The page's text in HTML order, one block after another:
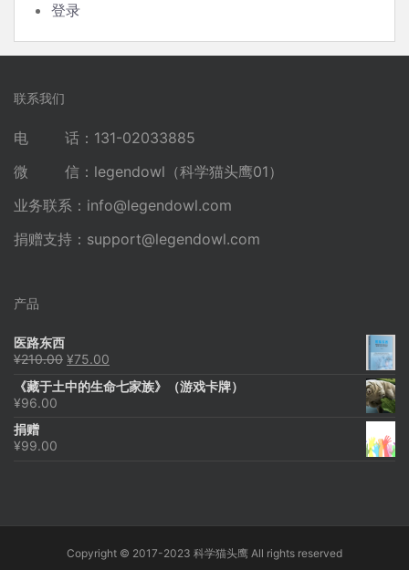
登录
联系我们
电 话：131-02033885
微 信：legendowl（科学猫头鹰01）
业务联系： info@legendowl.com
捐赠支持： support@legendowl.com
产品
医路东西
¥210.00 原
为：
¥75.00
价
《藏于土中的生命七家族》（游戏卡牌）
¥96.00
捐赠
¥99.00
Copyright © 2017-2023 科学猫头鹰 All rights reserved